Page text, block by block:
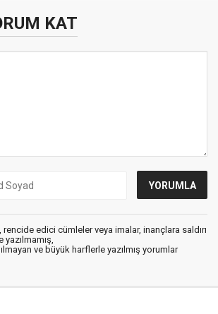
KAT
rencide edici cümleler veya imalar, inançlara saldırı
yazılmamış,
ve büyük harflerle yazılmış yorumlar